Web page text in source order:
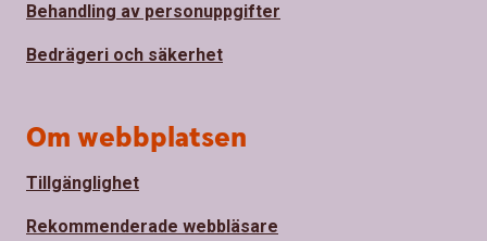
Behandling av personuppgifter
Bedrägeri och säkerhet
Om webbplatsen
Tillgänglighet
Rekommenderade webbläsare